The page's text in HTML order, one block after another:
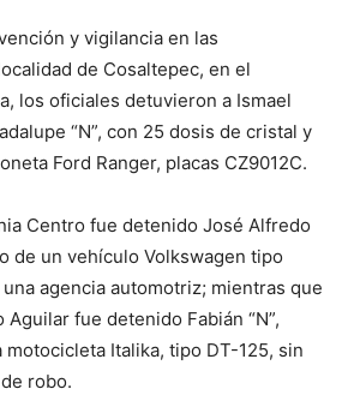
y vigilancia en las
de Cosaltepec, en el
los oficiales detuvieron a Ismael
“N”, con 25 dosis de cristal y
Ford Ranger, placas CZ9012C.
Centro fue detenido José Alfredo
de un vehículo Volkswagen tipo
agencia automotriz; mientras que
fue detenido Fabián “N”,
Italika, tipo DT-125, sin
robo.